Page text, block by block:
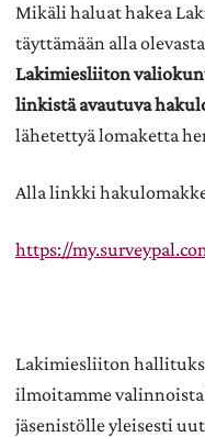
Mikäli haluat hakea
täyttämään alla
Lakimiesliiton
linkistä avautuva
lähetettyä lomaketta
Alla linkki
https://
Lakimiesliiton
ilmoitamme
jäsenistölle yleisesti